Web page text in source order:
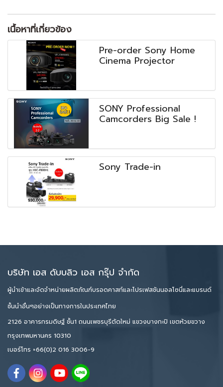
เนื้อหาที่เกี่ยวข้อง
Pre-order Sony Home
Cinema Projector
SONY Professional
Camcorders Big Sale !
Sony Trade-in
บริษัท เอส ดับบลิว เอส กรุ๊ป จำกัด
ผู้นำเข้าและจัดจำหน่ายผลิตภัณฑ์บรอดคาสท์และโปรเฟสชันนอลโซนี่และแบรนด์
ชั้นนำอื่นๆอย่างเป็นทางการในประเทศไทย
2126 อาคารกรมดิษฐ์ ชั้น1 ถนนเพชรบุรีตัดใหม่ แขวงบางกะปิ เขตห้วยขวาง
กรุงเทพมหานคร 10310
เบอร์โทร +66(0)2 016 3006-9